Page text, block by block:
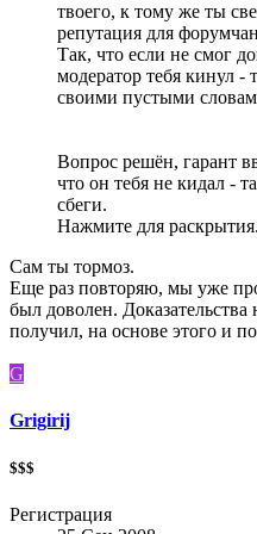
твоего, к тому же ты
репутация для
Так, что если не смог
модератор тебя кинул -
своими пустыми
Вопрос решён, гарант
что он тебя не кидал -
сбеги.
Нажмите для
Сам ты тормоз.
Еще раз повторяю, мы уже
был доволен.
получил, на основе этого и
G
Grigirij
$$$
Регистрация